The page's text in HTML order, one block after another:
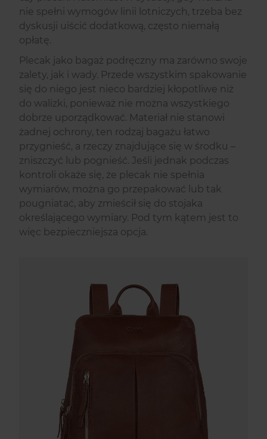
nie spełni wymogów linii lotniczych, trzeba bez
dyskusji uiścić dodatkową, często niemałą
opłatę.
Plecak jako bagaż podręczny ma zarówno swoje
zalety, jak i wady. Przede wszystkim spakowanie
się do niego jest nieco bardziej kłopotliwe niż
do walizki, ponieważ nie można wszystkiego
dobrze uporządkować. Materiał nie stanowi
żadnej ochrony, ten rodzaj bagażu łatwo
przygnieść, a rzeczy znajdujące się w środku –
zniszczyć lub pognieść. Jeśli jednak podczas
kontroli okaże się, że plecak nie spełnia
wymiarów, można go przepakować lub tak
pougniatać, aby zmieścił się do stojaka
określającego wymiary. Pod tym kątem jest to
więc bezpieczniejsza opcja.